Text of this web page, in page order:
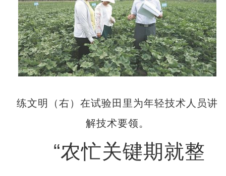
练文明（右）在试验田里为年轻技术人员讲
解技术要领。
“农忙关键期就整